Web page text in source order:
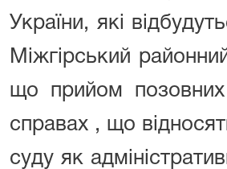
України, які
Міжгірський
що прийом
справах , що
суду як